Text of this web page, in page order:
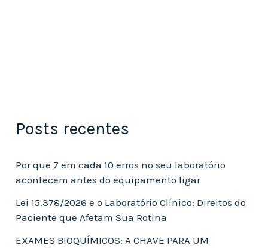
Posts recentes
Por que 7 em cada 10 erros no seu laboratório
acontecem antes do equipamento ligar
Lei 15.378/2026 e o Laboratório Clínico: Direitos do
Paciente que Afetam Sua Rotina
EXAMES BIOQUÍMICOS: A CHAVE PARA UM